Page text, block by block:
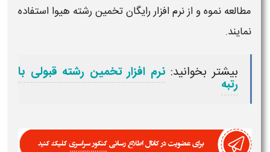
مطالعه نموه و از نرم افزار رایگان تخمین رشته هیوا استفاده
نمایند.
بیشتر بخوانید: نرم افزار تخمین رشته قبولی با
رتبه